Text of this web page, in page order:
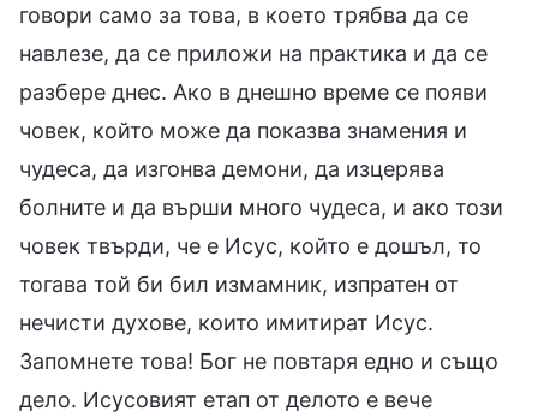
говори само за това, в което трябва да се
навлезе, да се приложи на практика и да се
разбере днес. Ако в днешно време се появи
човек, който може да показва знамения и
чудеса, да изгонва демони, да изцерява
болните и да върши много чудеса, и ако този
човек твърди, че е Исус, който е дошъл, то
тогава той би бил измамник, изпратен от
нечисти духове, които имитират Исус.
Запомнете това! Бог не повтаря едно и също
дело. Исусовият етап от делото е вече